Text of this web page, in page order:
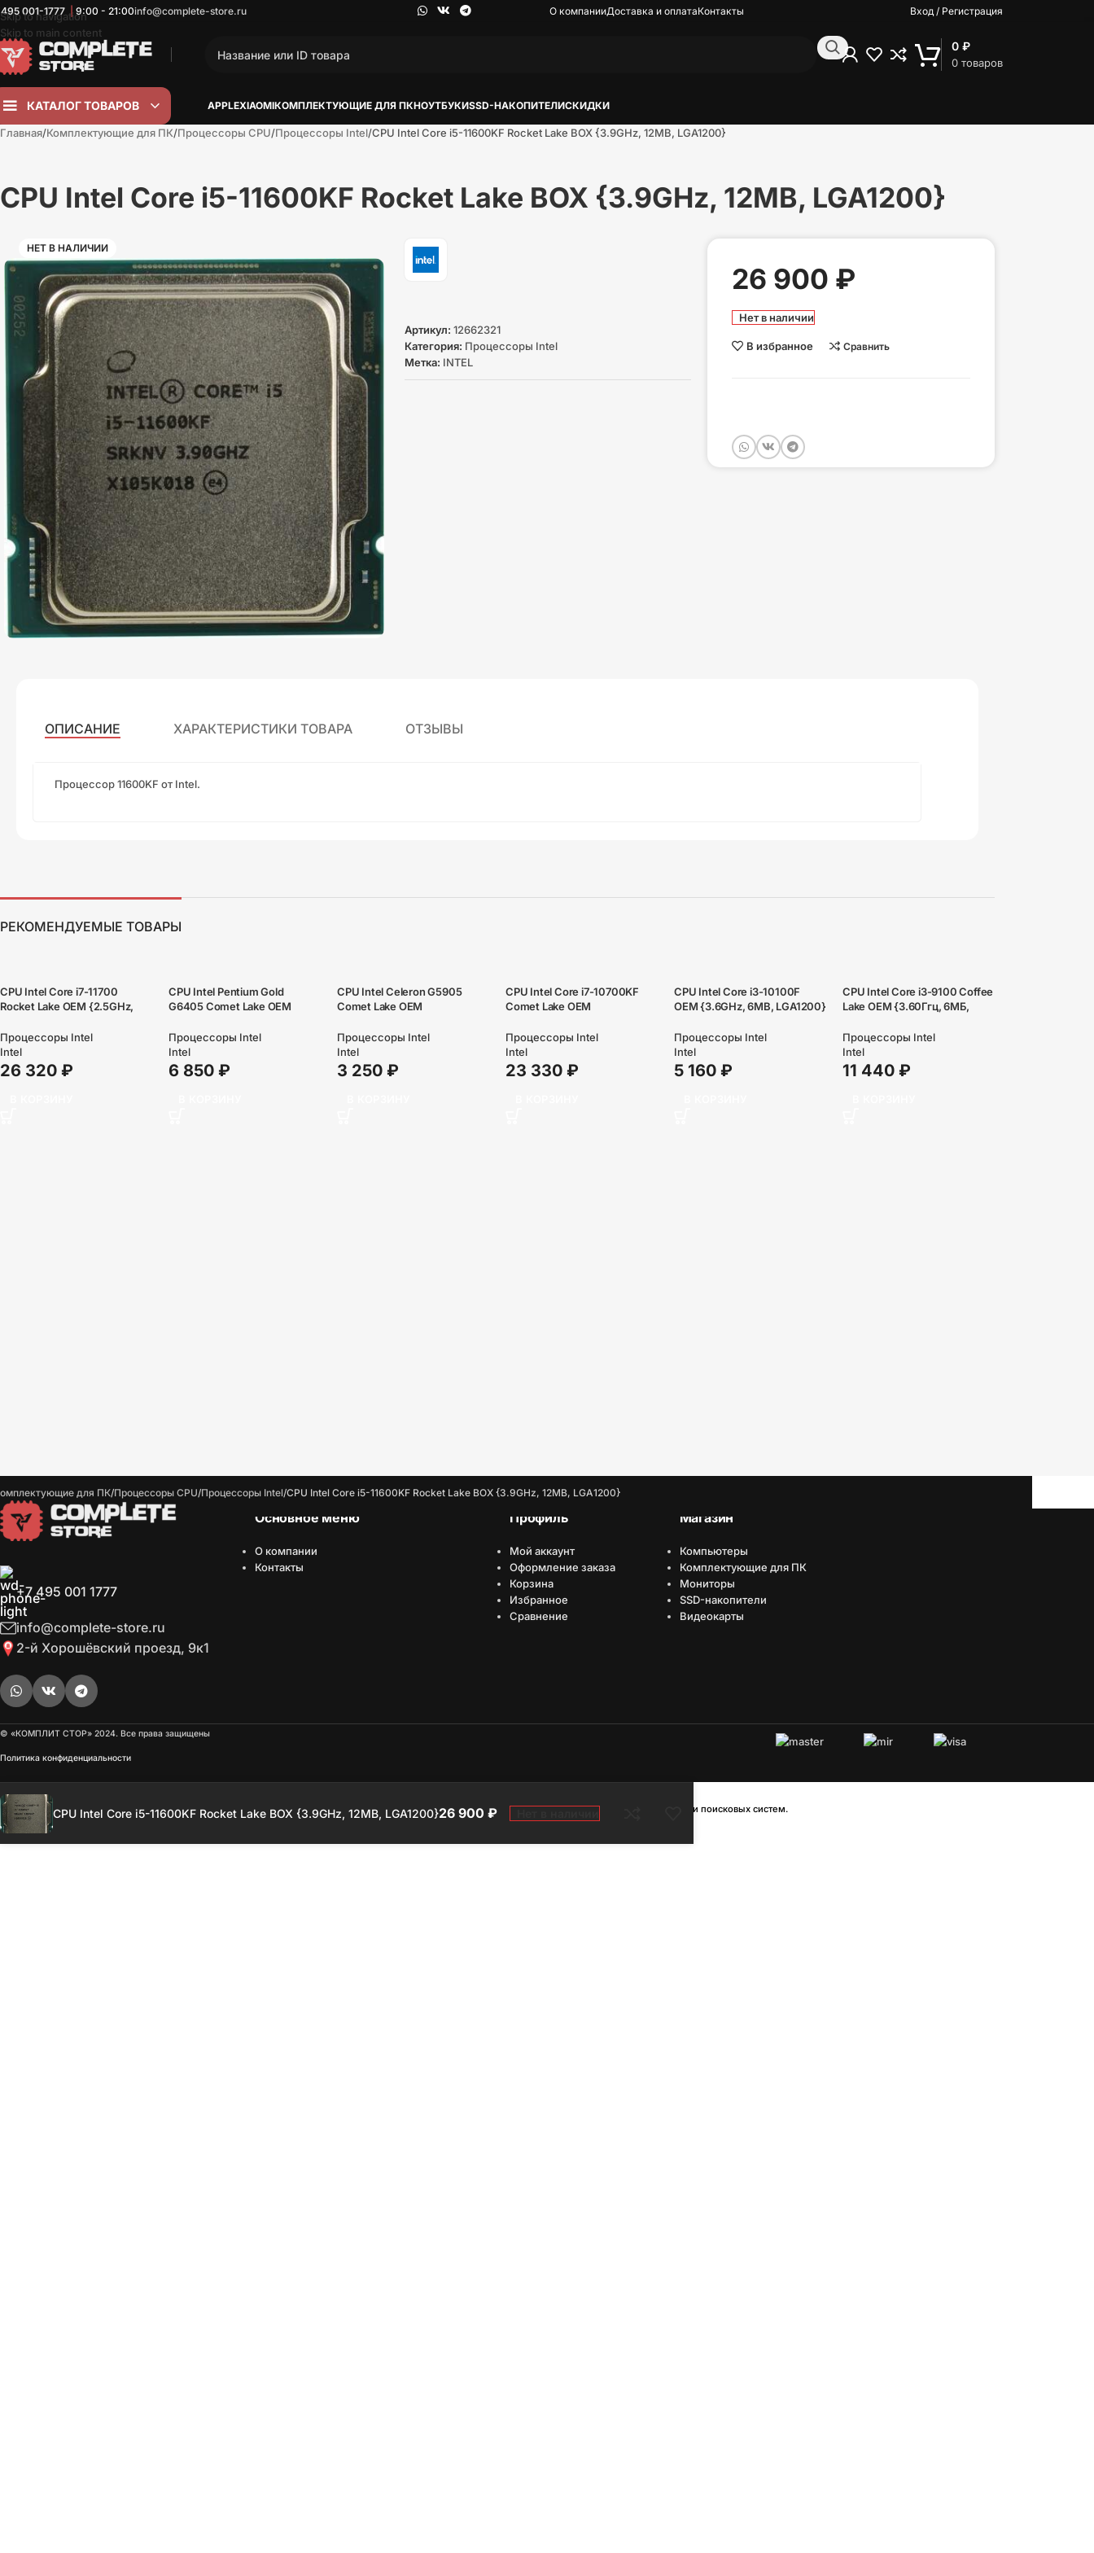
Skip to navigation
Skip to main content
001-1777 | 9:00 - 21:00info@complete-store.ru О компанииДоставка и оплатаКонтакты Вход / Регистрация
0 товаров
0 ₽
КАТАЛОГ ТОВАРОВ APPLEXIAOMIКОМПЛЕКТУЮЩИЕ ДЛЯ ПКНОУТБУКИSSD-НАКОПИТЕЛИСКИДКИ
Главная Комплектующие для ПК Процессоры CPU Процессоры Intel CPU Intel Core i5-11600KF Rocket Lake BOX {3.9GHz, 12MB, LGA1200}
CPU Intel Core i5-11600KF Rocket Lake BOX {3.9GHz, 12MB, LGA1200}
НЕТ В НАЛИЧИИ
Артикул: 12662321
Категория: Процессоры Intel
Метка: INTEL
26 900 ₽
Нет в наличии
В избранное Сравнить
ОПИСАНИЕ ХАРАКТЕРИСТИКИ ТОВАРА ОТЗЫВЫ
Процессор 11600KF от Intel.
РЕКОМЕНДУЕМЫЕ ТОВАРЫ
CPU Intel Core i7-11700
Rocket Lake OEM {2.5GHz,
Процессоры Intel
Intel
26 320 ₽
CPU Intel Pentium Gold
G6405 Comet Lake OEM
Процессоры Intel
Intel
6 850 ₽
CPU Intel Celeron G5905
Comet Lake OEM
Процессоры Intel
Intel
3 250 ₽
CPU Intel Core i7-10700KF
Comet Lake OEM
Процессоры Intel
Intel
23 330 ₽
CPU Intel Core i3-10100F
OEM {3.6GHz, 6MB, LGA1200}
Процессоры Intel
Intel
5 160 ₽
CPU Intel Core i3-9100 Coffee
Lake OEM {3.60Ггц, 6МБ,
Процессоры Intel
Intel
11 440 ₽
для ПК Процессоры CPU Процессоры Intel CPU Intel Core i5-11600KF Rocket Lake BOX {3.9GHz, 12MB, LGA1200}
+7 495 001 1777
info@complete-store.ru
2-й Хорошёвский проезд, 9к1
Основное меню
О компании
Контакты
Профиль
Мой аккаунт
Оформление заказа
Корзина
Избранное
Сравнение
Магазин
Компьютеры
Комплектующие для ПК
Мониторы
SSD-накопители
Видеокарты
© «КОМПЛИТ СТОР» 2024. Все права защищены
Политика конфиденциальности
CPU Intel Core i5-11600KF Rocket Lake BOX {3.9GHz, 12MB, LGA1200}26 900 ₽
Включает высокую скорость сайта, чтобы быть привлекательным для людей и поисковых систем.